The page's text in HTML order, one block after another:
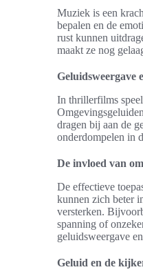
Muziek is een
bepalen en de
rust kunnen
maakt ze nog
Geluidsweergave
In thrillerfilms
dragen bij aan de
onderdompelen in
De invloed van
De effectieve
kunnen zich beter
versterken.
spanning of
geluidsweergave
Geluid en de